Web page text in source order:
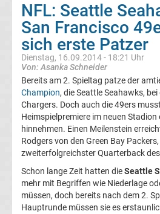
Gewinner
Top-
Aktuell
Bundesliga
Tabelle
Bundesliga
2.
NFL: Seattle
San Francisco
sich erste Patzer
Dienstag, 16.09.2014 - 18:21 Uhr
Von: Asanka Schneider
Bereits am 2. Spieltag patze der
Champion, die Seattle Seahawks,
Chargers. Doch auch die 49ers
Heimspielpremiere im neuen Stadion
hinnehmen. Einen Meilenstein
Rodgers von den Green Bay
zweiterfolgreichster Quarterback
Schon lange Zeit hatten dieSeattle
mehr mit Begriffen wie Niederlage
müssen, doch bereits nach dem 2.
Hauptrunde müssen sie es